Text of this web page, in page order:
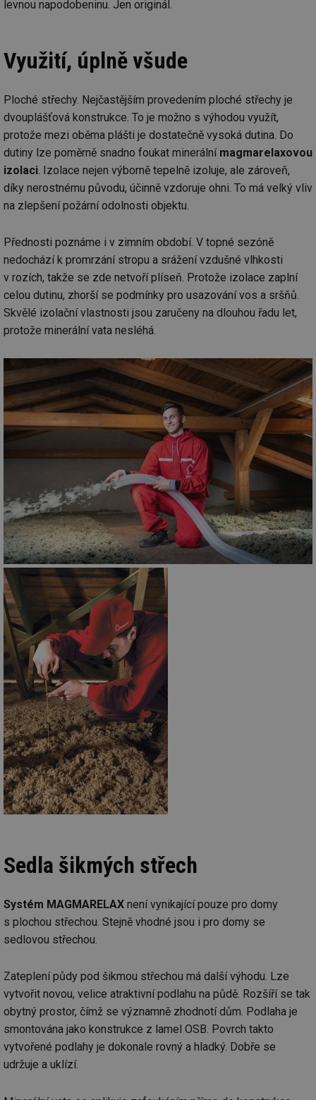
levnou napodobeninu. Jen originál.
Využití, úplně všude
Ploché střechy. Nejčastějším provedením ploché střechy je
dvouplášťová konstrukce. To je možno s výhodou využít,
protože mezi oběma plášti je dostatečně vysoká dutina. Do
dutiny lze poměrně snadno foukat minerální magmarelaxovou
izolaci . Izolace nejen výborně tepelně izoluje, ale zároveň,
díky nerostnému původu, účinně vzdoruje ohni. To má velký vliv
na zlepšení požární odolnosti objektu.
Přednosti poznáme i v zimním období. V topné sezóně
nedochází k promrzání stropu a srážení vzdušné vlhkosti
v rozích, takže se zde netvoří plíseň. Protože izolace zaplní
celou dutinu, zhorší se podmínky pro usazování vos a sršňů.
Skvělé izolační vlastnosti jsou zaručeny na dlouhou řadu let,
protože minerální vata nesléhá.
Sedla šikmých střech
Systém MAGMARELAX není vynikající pouze pro domy
s plochou střechou. Stejně vhodné jsou i pro domy se
sedlovou střechou.
Zateplení půdy pod šikmou střechou má další výhodu. Lze
vytvořit novou, velice atraktivní podlahu na půdě. Rozšíří se tak
obytný prostor, čímž se významně zhodnotí dům. Podlaha je
smontována jako konstrukce z lamel OSB. Povrch takto
vytvořené podlahy je dokonale rovný a hladký. Dobře se
udržuje a uklízí.